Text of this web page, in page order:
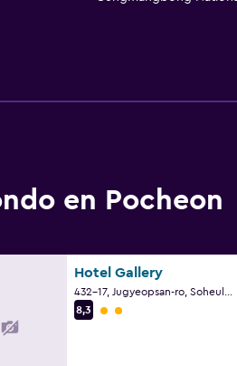
en Pocheon
Hotel Gallery
8,3
Categoría 2